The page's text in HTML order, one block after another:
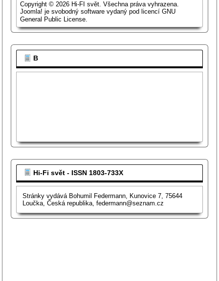
Copyright © 2026 Hi-FI svět. Všechna práva vyhrazena.
Joomla! je svobodný software vydaný pod licencíGNU
General Public License.
B
Hi-Fi svět - ISSN 1803-733X
Stránky vydává Bohumil Federmann, Kunovice 7, 75644
Loučka, Česká republika, federmann@seznam.cz